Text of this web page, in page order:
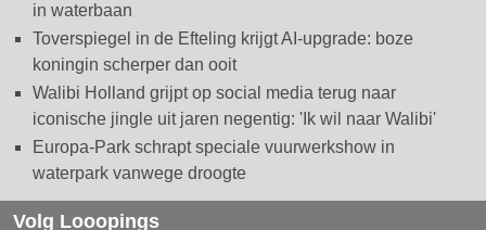
in waterbaan
Toverspiegel in de Efteling krijgt AI-upgrade: boze
koningin scherper dan ooit
Walibi Holland grijpt op social media terug naar
iconische jingle uit jaren negentig: 'Ik wil naar Walibi'
Europa-Park schrapt speciale vuurwerkshow in
waterpark vanwege droogte
Volg Looopings